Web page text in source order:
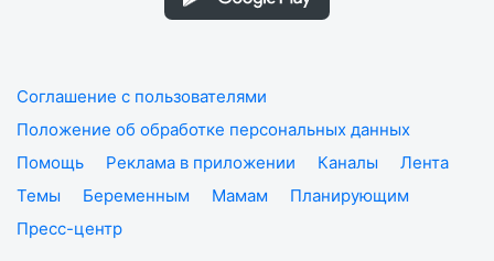
Соглашение с пользователями
Положение об обработке персональных данных
Помощь
Реклама в приложении Каналы
Лента
Темы
Беременным Мамам
Планирующим
Пресс-центр